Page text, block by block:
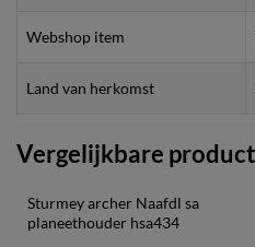
Webshop item
Land van herkomst
Vergelijkbare
Sturmey archer Naafdl sa
planeethouder hsa434